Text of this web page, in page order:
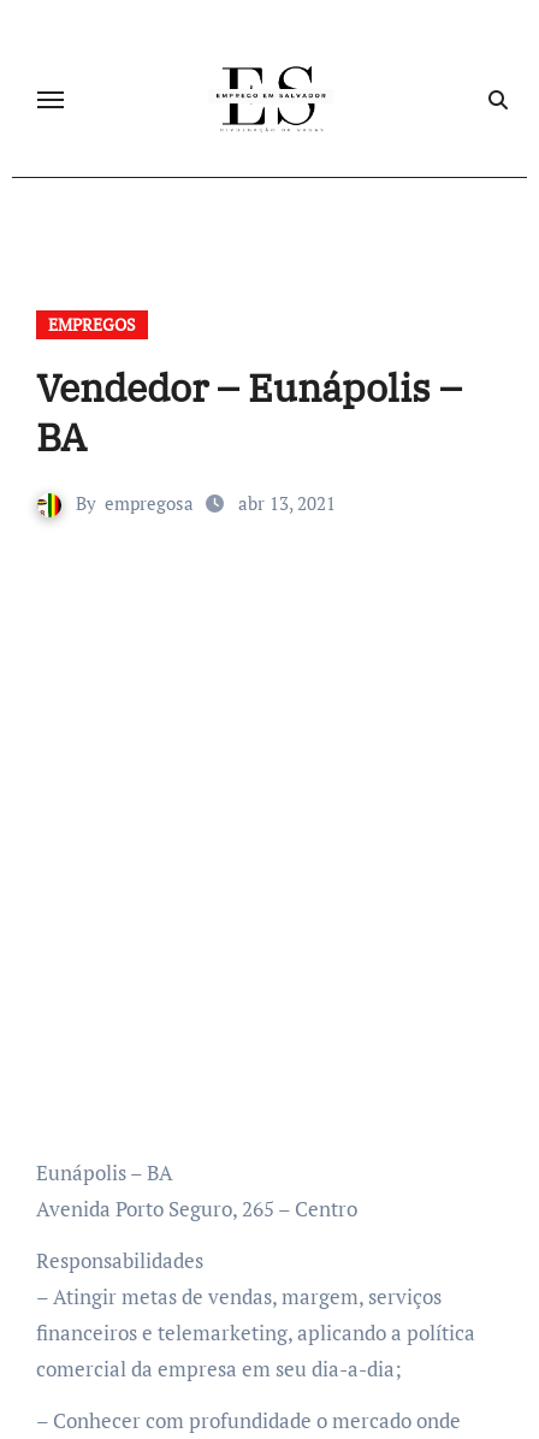
EMPREGOS
Vendedor – Eunápolis –
BA
By empregosa abr 13, 2021
Eunápolis – BA
Avenida Porto Seguro, 265 – Centro
Responsabilidades
– Atingir metas de vendas, margem, serviços
financeiros e telemarketing, aplicando a política
comercial da empresa em seu dia-a-dia;
– Conhecer com profundidade o mercado onde